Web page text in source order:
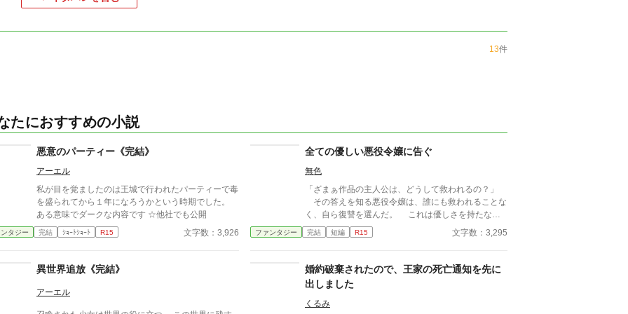
13件
たにおすすめの小説
悪意のパーティー《完結》
アーエル
私が目を覚ましたのは王城で行われたパーティーで毒
を盛られてから１年になろうかという時期でした。
ある意味でダークな内容です ‪☆他社でも公開
タジー 完結 ｼｮｰﾄｼｮｰﾄ R15 文字数：3,926
全ての優しい悪役令嬢に告ぐ
無色
「ざまぁ作品の主人公は、どうして救われるの？」
その答えを知る悪役令嬢は、誰にも救われることな
く、自ら復讐を選んだ。 これは優しさを持たなか
った一人の悪役令嬢が辿る、誰よりも残酷な"ざま
ぁ"の物語。
ファンタジー 完結 短編 R15 文字数：3,295
異世界追放《完結》
アーエル
婚約破棄されたので、王家の死亡通知を先に
出しました
くるみ